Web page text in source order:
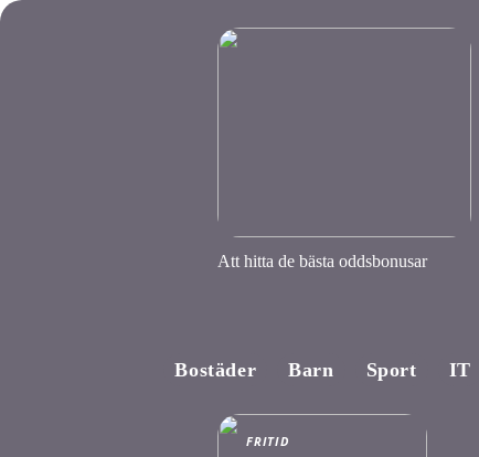
Att hitta de bästa oddsbonusar
Bostäder Barn Sport IT
FRITID